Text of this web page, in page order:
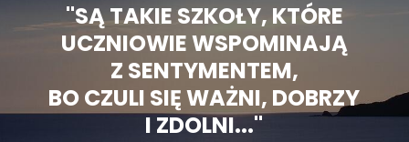
"SĄ TAKIE SZKOŁY, KTÓRE
UCZNIOWIE WSPOMINAJĄ
Z SENTYMENTEM,
BO CZULI SIĘ WAŻNI, DOBRZY
I ZDOLNI..."